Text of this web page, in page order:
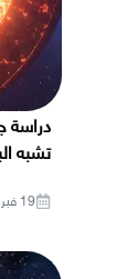
دراسة
تشبه
19 فبراير ، 2026